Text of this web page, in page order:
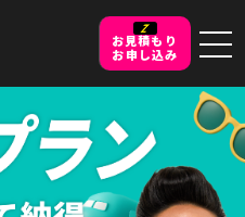
お見積もり
お申し込み